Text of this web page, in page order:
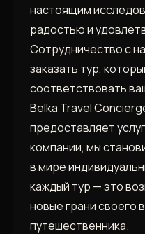
настоящим
радостью и
Сотрудничество с
заказать тур,
соответствовать
Belka Travel
предоставляет
компании, мы
в мире
каждый тур — это
новые грани своего
путешественника.